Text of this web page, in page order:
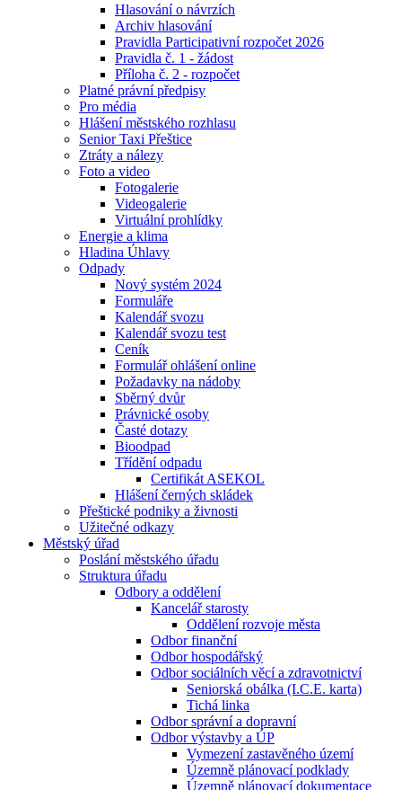
Hlasování o návrzích
Archiv hlasování
Pravidla Participativní rozpočet 2026
Pravidla č. 1 - žádost
Příloha č. 2 - rozpočet
Platné právní předpisy
Pro média
Hlášení městského rozhlasu
Senior Taxi Přeštice
Ztráty a nálezy
Foto a video
Fotogalerie
Videogalerie
Virtuální prohlídky
Energie a klima
Hladina Úhlavy
Odpady
Nový systém 2024
Formuláře
Kalendář svozu
Kalendář svozu test
Ceník
Formulář ohlášení online
Požadavky na nádoby
Sběrný dvůr
Právnické osoby
Časté dotazy
Bioodpad
Třídění odpadu
Certifikát ASEKOL
Hlášení černých skládek
Přeštické podniky a živnosti
Užitečné odkazy
Městský úřad
Poslání městského úřadu
Struktura úřadu
Odbory a oddělení
Kancelář starosty
Oddělení rozvoje města
Odbor finanční
Odbor hospodářský
Odbor sociálních věcí a zdravotnictví
Seniorská obálka (I.C.E. karta)
Tichá linka
Odbor správní a dopravní
Odbor výstavby a ÚP
Vymezení zastavěného území
Územně plánovací podklady
Územně plánovací dokumentace